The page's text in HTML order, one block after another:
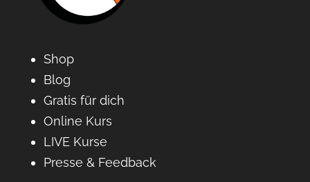
Shop
Blog
Gratis für dich
Online Kurs
LIVE Kurse
Presse & Feedback